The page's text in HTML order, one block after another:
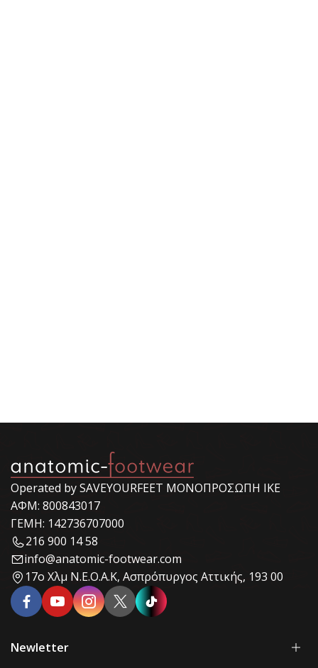
Operated by SAVEYOURFEET ΜΟΝΟΠΡΟΣΩΠΗ ΙΚΕ
ΑΦΜ: 800843017
ΓΕΜΗ: 142736707000
216 900 14 58
info@anatomic-footwear.com
17ο Χλμ Ν.Ε.Ο.Α.Κ, Ασπρόπυργος Αττικής, 193 00
Newletter